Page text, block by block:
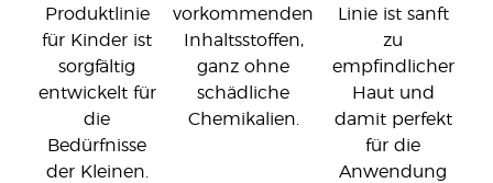
Produktlinie
für Kinder ist
sorgfältig
entwickelt für
die
Bedürfnisse
der Kleinen.
vorkommenden
Inhaltsstoffen,
ganz ohne
schädliche
Chemikalien.
Linie ist sanft
zu
empfindlicher
Haut und
damit perfekt
für die
Anwendung